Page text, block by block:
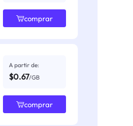
comprar
A partir de:
$0.67/GB
comprar